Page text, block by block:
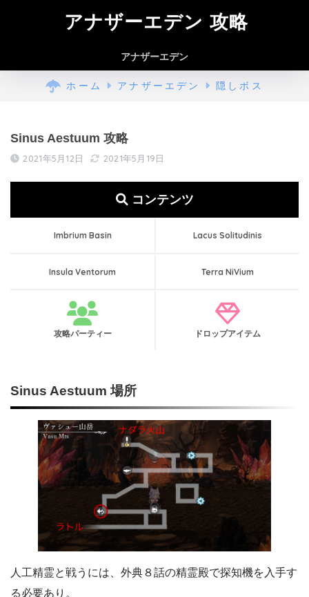
アナザーエデン 攻略
アナザーエデン
ホーム アナザーエデン 隠しボス
Sinus Aestuum 攻略
2021年5月12日 2021年5月19日
コンテンツ
Imbrium Basin Lacus Solitudinis
Insula Ventorum Terra NiVium
攻略パーティー ドロップアイテム
Sinus Aestuum 場所
人工精霊と戦うには、外典８話の精霊殿で探知機を入手す
る必要あり。